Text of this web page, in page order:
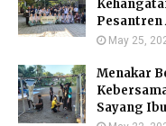
Pesantren
May 25,
Menakar
Sayang Ibu